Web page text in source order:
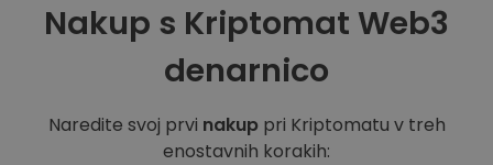
Nakup s Kriptomat Web3
denarnico
Naredite svoj prvi nakuppri Kriptomatu v treh
enostavnih korakih: